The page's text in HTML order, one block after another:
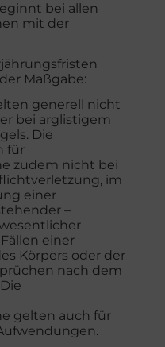
bei allen
mit der
Maßgabe:
generell nicht
bei arglistigem
Die
für
zudem nicht bei
im
einer
–
einer
Körpers oder der
nach dem
gelten auch für